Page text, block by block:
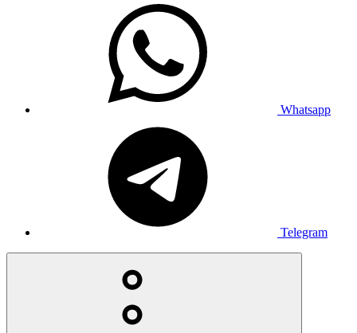
Whatsapp
Telegram